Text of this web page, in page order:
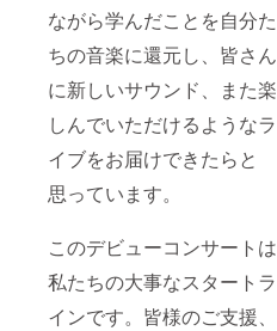
ながら学んだことを自分た
ちの音楽に還元し、皆さん
に新しいサウンド、また楽
しんでいただけるようなラ
イブをお届けできたらと
思っています。
このデビューコンサートは
私たちの大事なスタートラ
インです。皆様のご支援、